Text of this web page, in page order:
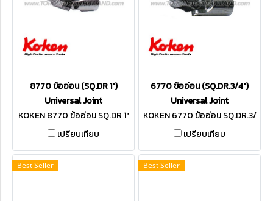
8770 ข้ออ่อน (SQ.DR 1")
Universal Joint
KOKEN 8770 ข้ออ่อน SQ.DR 1"
เปรียบเทียบ
6770 ข้ออ่อน (SQ.DR.3/4")
Universal Joint
KOKEN 6770 ข้ออ่อน SQ.DR.3/
เปรียบเทียบ
Best Seller Best Seller